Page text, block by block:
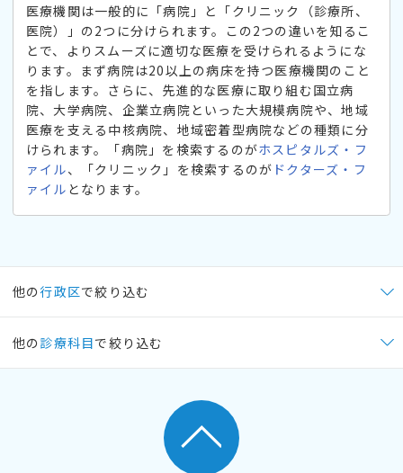
医療機関は一般的に「病院」と「クリニック（診療所、
医院）」の2つに分けられます。この2つの違いを知るこ
とで、よりスムーズに適切な医療を受けられるようにな
ります。まず病院は20以上の病床を持つ医療機関のこと
を指します。さらに、先進的な医療に取り組む国立病
院、大学病院、企業立病院といった大規模病院や、地域
医療を支える中核病院、地域密着型病院などの種類に分
けられます。「病院」を検索するのがホスピタルズ・フ
ァイル、「クリニック」を検索するのが ドクターズ・フ
ァイル となります。
他の行政区で絞り込む
他の 診療科目で絞り込む